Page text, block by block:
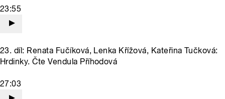
23:55
23. díl: Renata Fučíková, Lenka Křížová, Kateřina Tučková:
Hrdinky. Čte Vendula Příhodová
27:03